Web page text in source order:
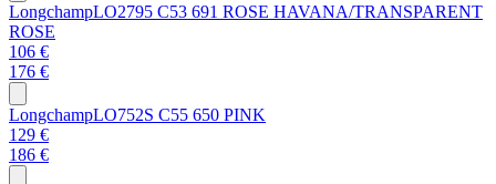
LongchampLO2795 C53 691 ROSE HAVANA/TRANSPARENT
ROSE
106 €
176 €
LongchampLO752S C55 650 PINK
129 €
186 €